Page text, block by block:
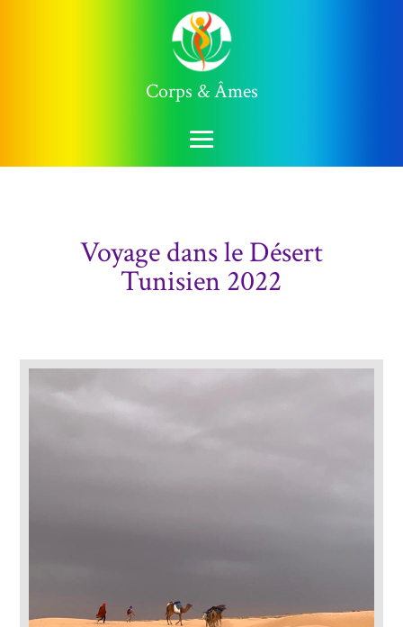
Corps & Âmes
Voyage dans le Désert
Tunisien 2022